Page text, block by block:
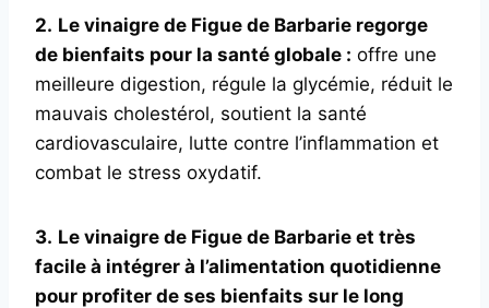
2. Le vinaigre de Figue de Barbarie regorge
de bienfaits pour la santé globale : offre une
meilleure digestion, régule la glycémie, réduit le
mauvais cholestérol, soutient la santé
cardiovasculaire, lutte contre l’inflammation et
combat le stress oxydatif.
3. Le vinaigre de Figue de Barbarie et très
facile à intégrer à l’alimentation quotidienne
pour profiter de ses bienfaits sur le long